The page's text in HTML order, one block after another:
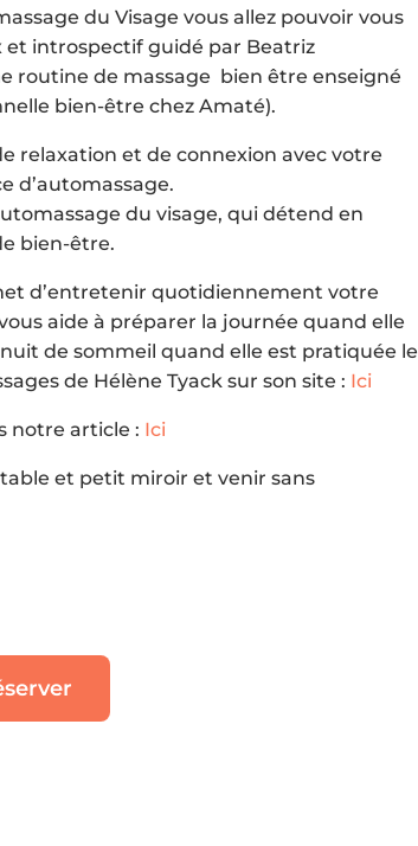
du Visage vous allez pouvoir vous
et introspectif guidé par Beatriz
routine de massage bien être enseigné
bien-être chez Amaté).
relaxation et de connexion avec votre
d’automassage.
du visage, qui détend en
bien-être.
d’entretenir quotidiennement votre
aide à préparer la journée quand elle
de sommeil quand elle est pratiquée le
de Hélène Tyack sur son site : Ici
notre article : Ici
et petit miroir et venir sans